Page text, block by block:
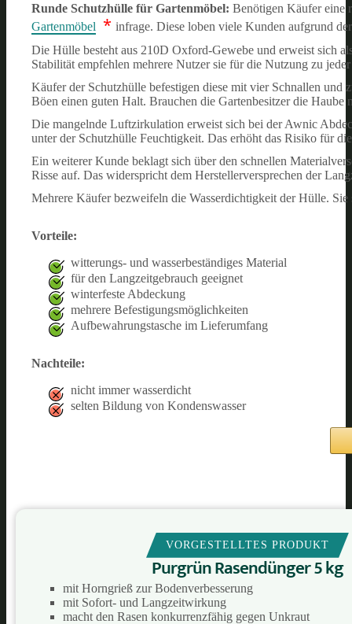
Runde Schutzhülle für Gartenmöbel: Benötigen Käufer eine
Gartenmöbel
* infrage. Diese loben viele Kunden aufgrund
Die Hülle besteht aus 210D Oxford-Gewebe und erweist sich
Stabilität empfehlen mehrere Nutzer sie für die Nutzung zu
Käufer der Schutzhülle befestigen diese mit vier Schnallen und
Böen einen guten Halt. Brauchen die Gartenbesitzer die Haube
Die mangelnde Luftzirkulation erweist sich bei der Awnic
unter der Schutzhülle Feuchtigkeit. Das erhöht das Risiko für
Ein weiterer Kunde beklagt sich über den schnellen
Risse auf. Das widerspricht dem Herstellerversprechen der
Mehrere Käufer bezweifeln die Wasserdichtigkeit der Hülle. Sie
Vorteile:
witterungs- und wasserbeständiges Material
für den Langzeitgebrauch geeignet
winterfeste Abdeckung
mehrere Befestigungsmöglichkeiten
Aufbewahrungstasche im Lieferumfang
Nachteile:
nicht immer wasserdicht
selten Bildung von Kondenswasser
VORGESTELLTES PRODUKT
Purgrün Rasendünger 5 kg
mit Horngrieß zur Bodenverbesserung
mit Sofort- und Langzeitwirkung
macht den Rasen konkurrenzfähig gegen Unkraut